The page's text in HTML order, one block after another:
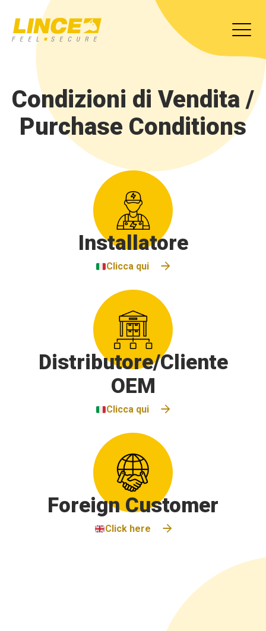
Condizioni di Vendita /
Purchase Conditions
Installatore
Clicca qui
Distributore/Cliente
OEM
Clicca qui
Foreign Customer
Click here